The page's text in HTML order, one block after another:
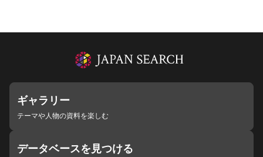
ギャラリー
テーマや人物の資料を楽しむ
データベースを見つける